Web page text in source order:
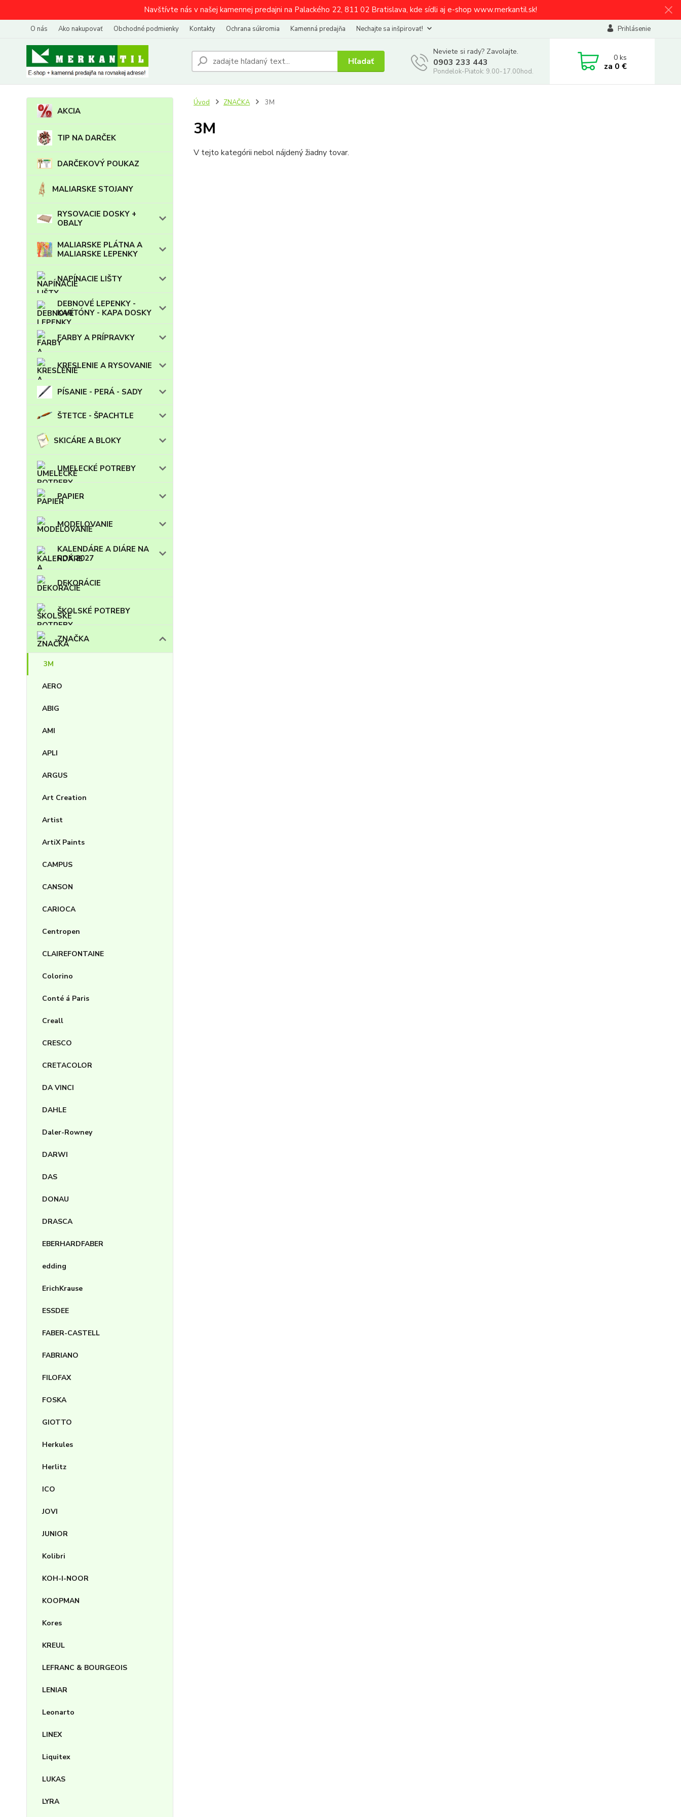
Navštívte nás v našej kamennej predajni na Palackého 22, 811 02 Bratislava, kde sídli aj e-shop www.merkantil.sk!
O nás Ako nakupovať Obchodné podmienky Kontakty Ochrana súkromia Kamenná predajňa Nechajte sa inšpirovať! Prihlásenie
Hľadať
Neviete si rady? Zavolajte.
0903 233 443
Pondelok-Piatok: 9.00-17.00hod.
0ks
za 0 €
AKCIA
TIP NA DARČEK
DARČEKOVÝ POUKAZ
MALIARSKE STOJANY
RYSOVACIE DOSKY +
OBALY
MALIARSKE PLÁTNA A
MALIARSKE LEPENKY
NAPÍNACIE LIŠTY
DEBNOVÉ LEPENKY -
KARTÓNY - KAPA DOSKY
FARBY A PRÍPRAVKY
KRESLENIE A RYSOVANIE
PÍSANIE - PERÁ - SADY
ŠTETCE - ŠPACHTLE
SKICÁRE A BLOKY
UMELECKÉ POTREBY
PAPIER
MODELOVANIE
KALENDÁRE A DIÁRE NA
ROK 2027
DEKORÁCIE
ŠKOLSKÉ POTREBY
ZNAČKA
3M
AERO
ABIG
AMI
APLI
ARGUS
Art Creation
Artist
ArtiX Paints
CAMPUS
CANSON
CARIOCA
Centropen
CLAIREFONTAINE
Colorino
Conté á Paris
Creall
CRESCO
CRETACOLOR
DA VINCI
DAHLE
Daler-Rowney
DARWI
DAS
DONAU
DRASCA
EBERHARDFABER
edding
ErichKrause
ESSDEE
FABER-CASTELL
FABRIANO
FILOFAX
FOSKA
GIOTTO
Herkules
Herlitz
ICO
JOVI
JUNIOR
Kolibri
KOH-I-NOOR
KOOPMAN
Kores
KREUL
LEFRANC & BOURGEOIS
LENIAR
Leonarto
LINEX
Liquitex
LUKAS
LYRA
Úvod ZNAČKA 3M
3M
V tejto kategórii nebol nájdený žiadny tovar.